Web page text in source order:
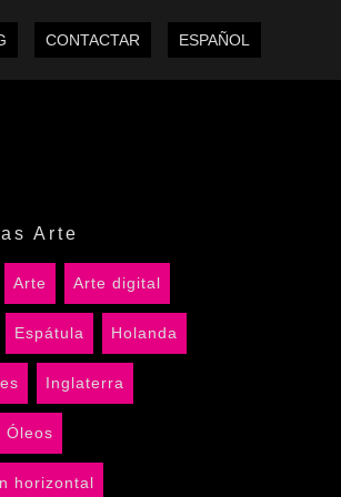
CONTACTAR ESPAÑOL
Arte
Arte Arte digital
Espátula Holanda
Inglaterra
Óleos
horizontal